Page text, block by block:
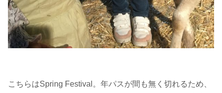
こちらはSpring Festival。年パスが間も無く切れるため、